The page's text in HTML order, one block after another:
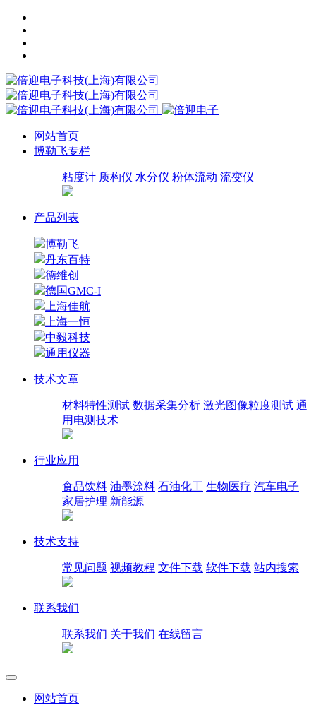
网站首页
博勒飞专栏
粘度计 质构仪 水分仪 粉体流动 流变仪
产品列表
博勒飞
丹东百特
德维创
德国GMC-I
上海佳航
上海一恒
中毅科技
通用仪器
技术文章
材料特性测试 数据采集分析 激光图像粒度测试 通
用电测技术
行业应用
食品饮料 油墨涂料 石油化工 生物医疗 汽车电子
家居护理 新能源
技术支持
常见问题 视频教程 文件下载 软件下载 站内搜索
联系我们
联系我们 关于我们 在线留言
网站首页